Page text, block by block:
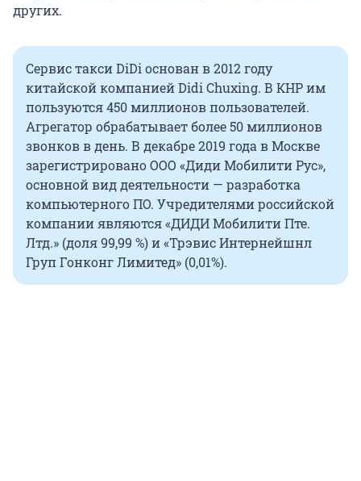
других.
Сервис такси DiDi основан в 2012 году
китайской компанией Didi Chuxing. В КНР им
пользуются 450 миллионов пользователей.
Агрегатор обрабатывает более 50 миллионов
звонков в день. В декабре 2019 года в Москве
зарегистрировано ООО «Диди Мобилити Рус»,
основной вид деятельности — разработка
компьютерного ПО. Учредителями российской
компании являются «ДИДИ Мобилити Пте.
Лтд.» (доля 99,99 %) и «Трэвис Интернейшнл
Груп Гонконг Лимитед» (0,01%).